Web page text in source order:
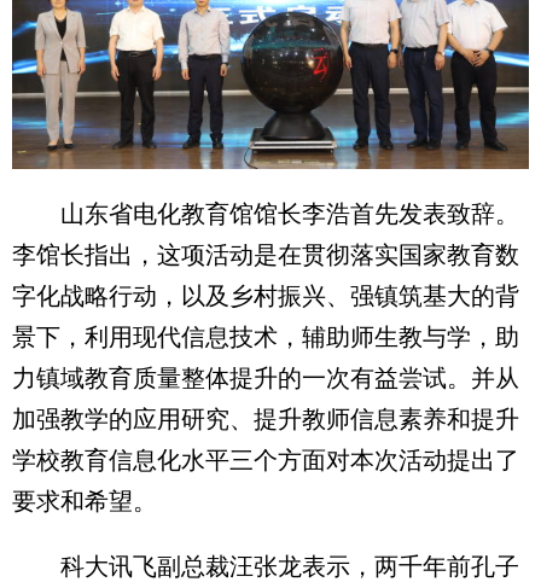
山东省电化教育馆馆长李浩首先发表致辞。
李馆长指出，这项活动是在贯彻落实国家教育数
字化战略行动，以及乡村振兴、强镇筑基大的背
景下，利用现代信息技术，辅助师生教与学，助
力镇域教育质量整体提升的一次有益尝试。并从
加强教学的应用研究、提升教师信息素养和提升
学校教育信息化水平三个方面对本次活动提出了
要求和希望。
科大讯飞副总裁汪张龙表示，两千年前孔子